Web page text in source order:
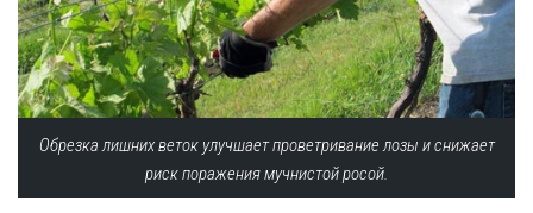
Обрезка лишних веток улучшает проветривание лозы и снижает
риск поражения мучнистой росой.